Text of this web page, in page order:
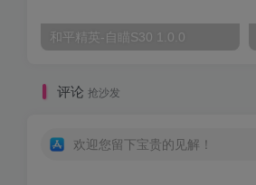
和平精英-自瞄S30 1.0.0
评论 抢沙发
欢迎您留下宝贵的见解！